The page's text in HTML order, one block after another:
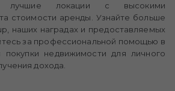
лучшие локации с высокими
стоимости аренды. Узнайте больше
наших наградах и предоставляемых
за профессиональной помощью в
покупки недвижимости для личного
дохода.